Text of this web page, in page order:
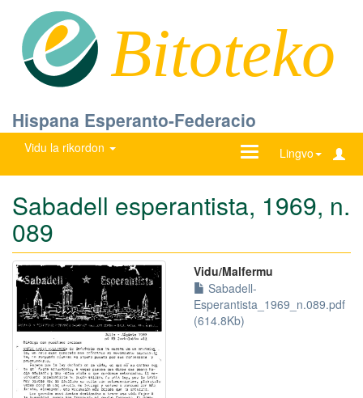
Bitoteko
Hispana Esperanto-Federacio
Vidu la rikordon Lingvo
Ŝanĝu
Sabadell esperantista, 1969, n.
089
Vidu/Malfermu
Sabadell-
Esperantista_1969_n.089.pdf
(614.8Kb)